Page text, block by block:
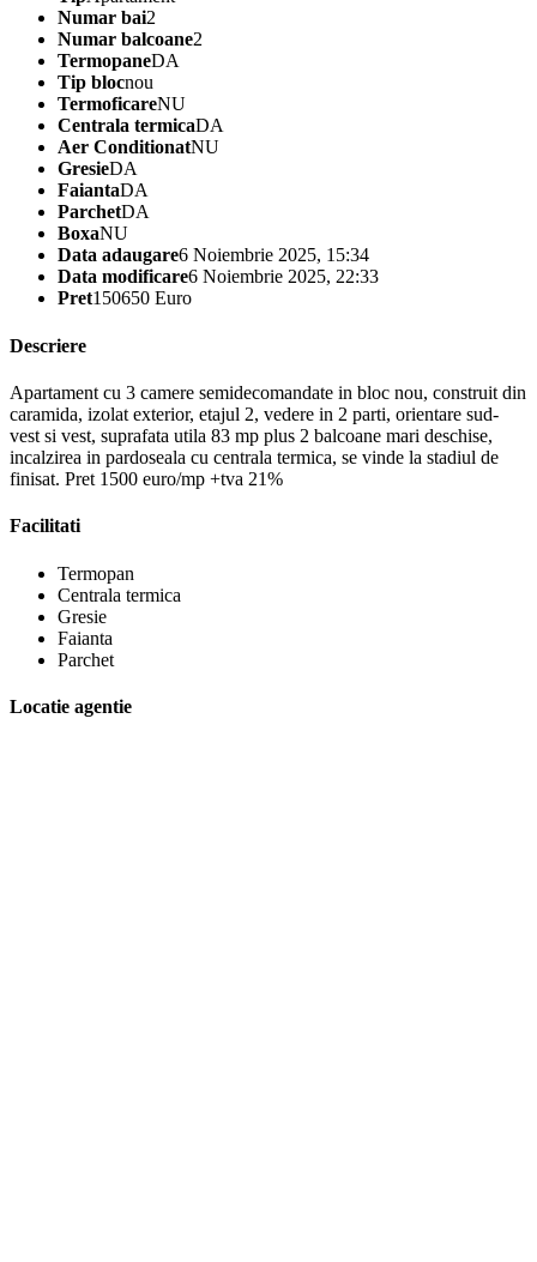
Numar bai2
Numar balcoane2
TermopaneDA
Tip blocnou
TermoficareNU
Centrala termicaDA
Aer ConditionatNU
GresieDA
FaiantaDA
ParchetDA
BoxaNU
Data adaugare6 Noiembrie 2025, 15:34
Data modificare6 Noiembrie 2025, 22:33
Pret150650 Euro
Descriere
Apartament cu 3 camere semidecomandate in bloc nou, construit din
caramida, izolat exterior, etajul 2, vedere in 2 parti, orientare sud-
vest si vest, suprafata utila 83 mp plus 2 balcoane mari deschise,
incalzirea in pardoseala cu centrala termica, se vinde la stadiul de
finisat. Pret 1500 euro/mp +tva 21%
Facilitati
Termopan
Centrala termica
Gresie
Faianta
Parchet
Locatie agentie